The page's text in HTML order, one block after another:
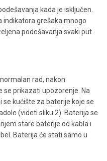
kada je isključen.
indikatora grešaka mnogo
podešavanja svaki put
rad, nakon
se prikazati upozorenje. Na
se kućište za baterije koje se
(videti sliku 2). Baterija se
stare baterije od kabla i
Baterija će stati samo u